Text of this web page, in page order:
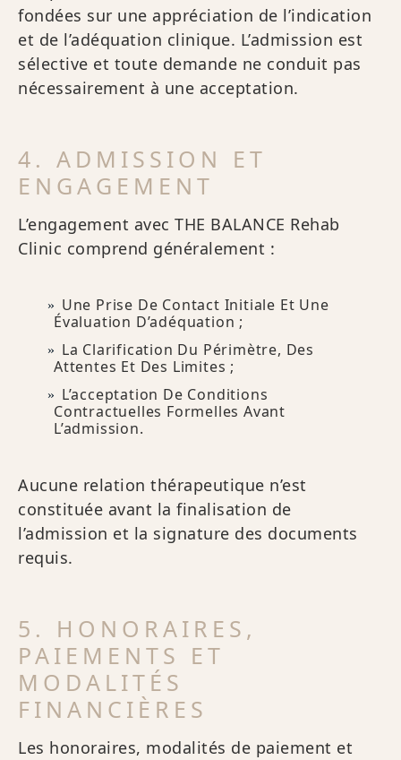
fondées sur une appréciation de l’indication
et de l’adéquation clinique. L’admission est
sélective et toute demande ne conduit pas
nécessairement à une acceptation.
4. ADMISSION ET
ENGAGEMENT
L’engagement avec THE BALANCE Rehab
Clinic comprend généralement :
Une Prise De Contact Initiale Et Une
Évaluation D’adéquation ;
La Clarification Du Périmètre, Des
Attentes Et Des Limites ;
L’acceptation De Conditions
Contractuelles Formelles Avant
L’admission.
Aucune relation thérapeutique n’est
constituée avant la finalisation de
l’admission et la signature des documents
requis.
5. HONORAIRES,
PAIEMENTS ET
MODALITÉS
FINANCIÈRES
Les honoraires, modalités de paiement et